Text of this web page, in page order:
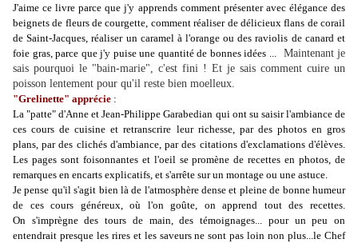
J'aime ce livre parce que j'y apprends comment présenter avec élégance des
beignets de fleurs de courgette, comment réaliser de délicieux flans de corail
de Saint-Jacques, réaliser un caramel à l'orange ou des raviolis de canard et
foie gras, parce que j'y puise une quantité de bonnes idées ...Maintenant je
sais pourquoi le "bain-marie", c'est fini ! Et je sais comment cuire un
poisson lentement pour qu'il reste bien moelleux.
"Grelinette" apprécie :
La "patte" d'Anne et Jean-Philippe Garabedian qui ont su saisir l'ambiance de
ces cours de cuisine et retranscrire leur richesse, par des photos en gros
plans, par des clichés d'ambiance, par des citations d'exclamations d'élèves.
Les pages sont foisonnantes et l'oeil se promène de recettes en photos, de
remarques en encarts explicatifs, et s'arrête sur un montage ou une astuce.
Je pense qu'il s'agit bien là de l'atmosphère dense et pleine de bonne humeur
de ces cours généreux, où l'on goûte, on apprend tout des recettes.
On s'imprègne des tours de main, des témoignages... pour un peu on
entendrait presque les rires et les saveurs ne sont pas loin non plus...le Chef